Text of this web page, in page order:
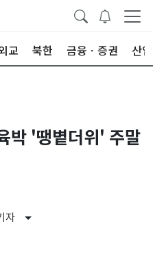
교 북한 금융ㆍ증권 산업
박 '땡볕더위' 주말
자